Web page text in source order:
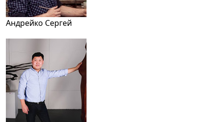
Андрейко Сергей